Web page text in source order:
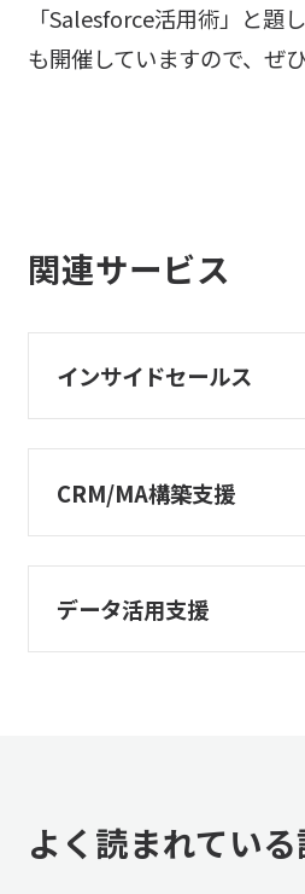
「Salesforce活用術」と題
も開催していますので、ぜ
関連サービス
インサイドセールス
CRM/MA構築支援
データ活用支援
よく読まれてい